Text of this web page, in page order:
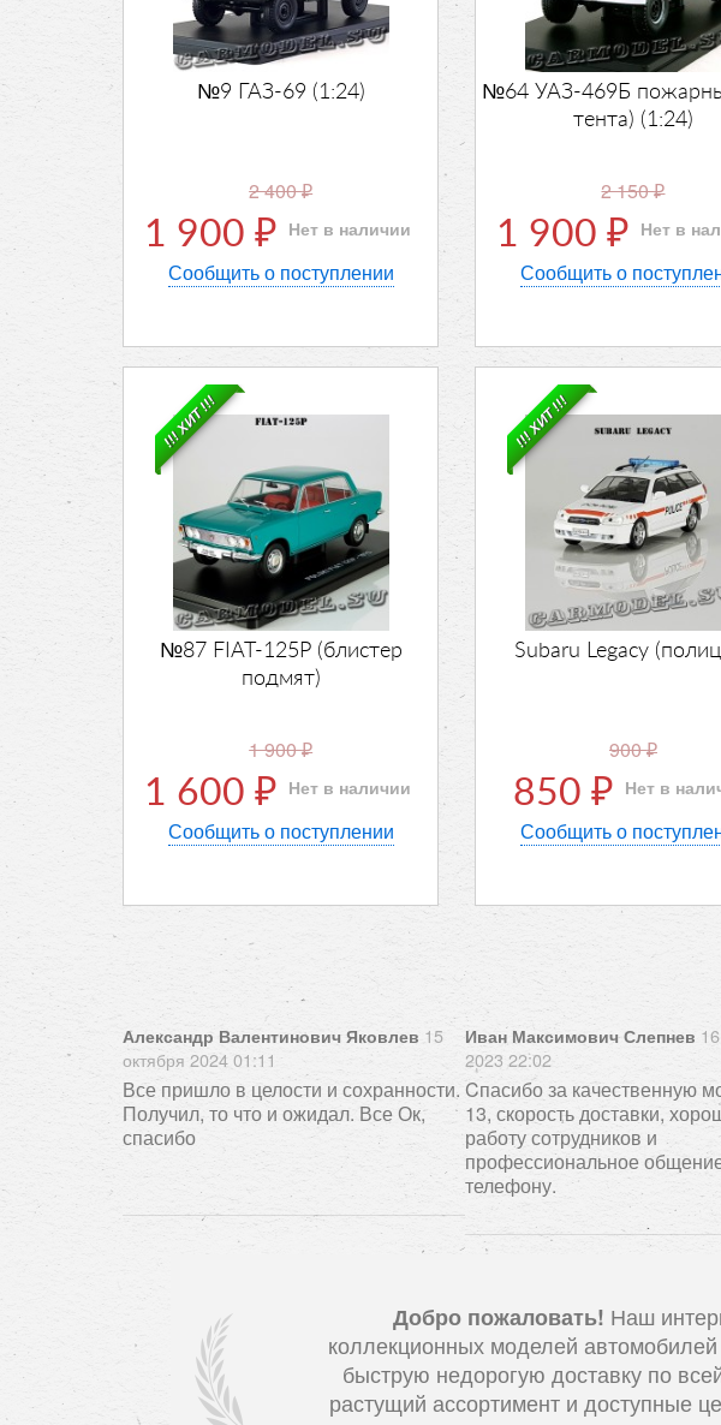
№9 ГАЗ-69 (1:24)
2 400₽
1 900₽ Нет в наличии
Сообщить о поступлении
№64 УАЗ-469Б
тента) (1:24)
2 150₽
1 900₽ Нет в
Сообщить о
!!! ХИТ !!!
№87 FIAT-125P (блистер
подмят)
1 900₽
1 600₽ Нет в наличии
Сообщить о поступлении
!!! ХИТ !!!
Subaru Legacy
900₽
850 ₽ Нет в
Сообщить о
Александр Валентинович Яковлев 15
октября 2024 01:11
Все пришло в целости и сохранности.
Получил, то что и ожидал. Все Ок,
спасибо
Иван Максимович Слепнев
2023 22:02
Cпасибо за качественную
13, скорость доставки,
работу сотрудников и
профессиональное
телефону.
Добро пожаловать! Наш
коллекционных моделей
быструю недорогую доставку по
растущий ассортимент и доступные